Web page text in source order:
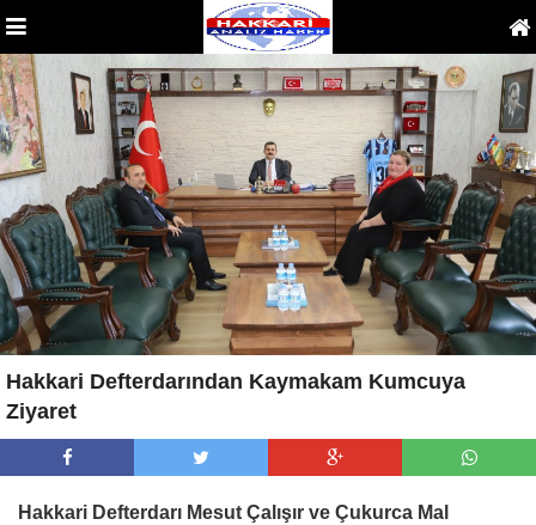
Hakkari Defterdarından Kaymakam Kumcuya
Ziyaret
Hakkari Defterdarı Mesut Çalışır ve Çukurca Mal